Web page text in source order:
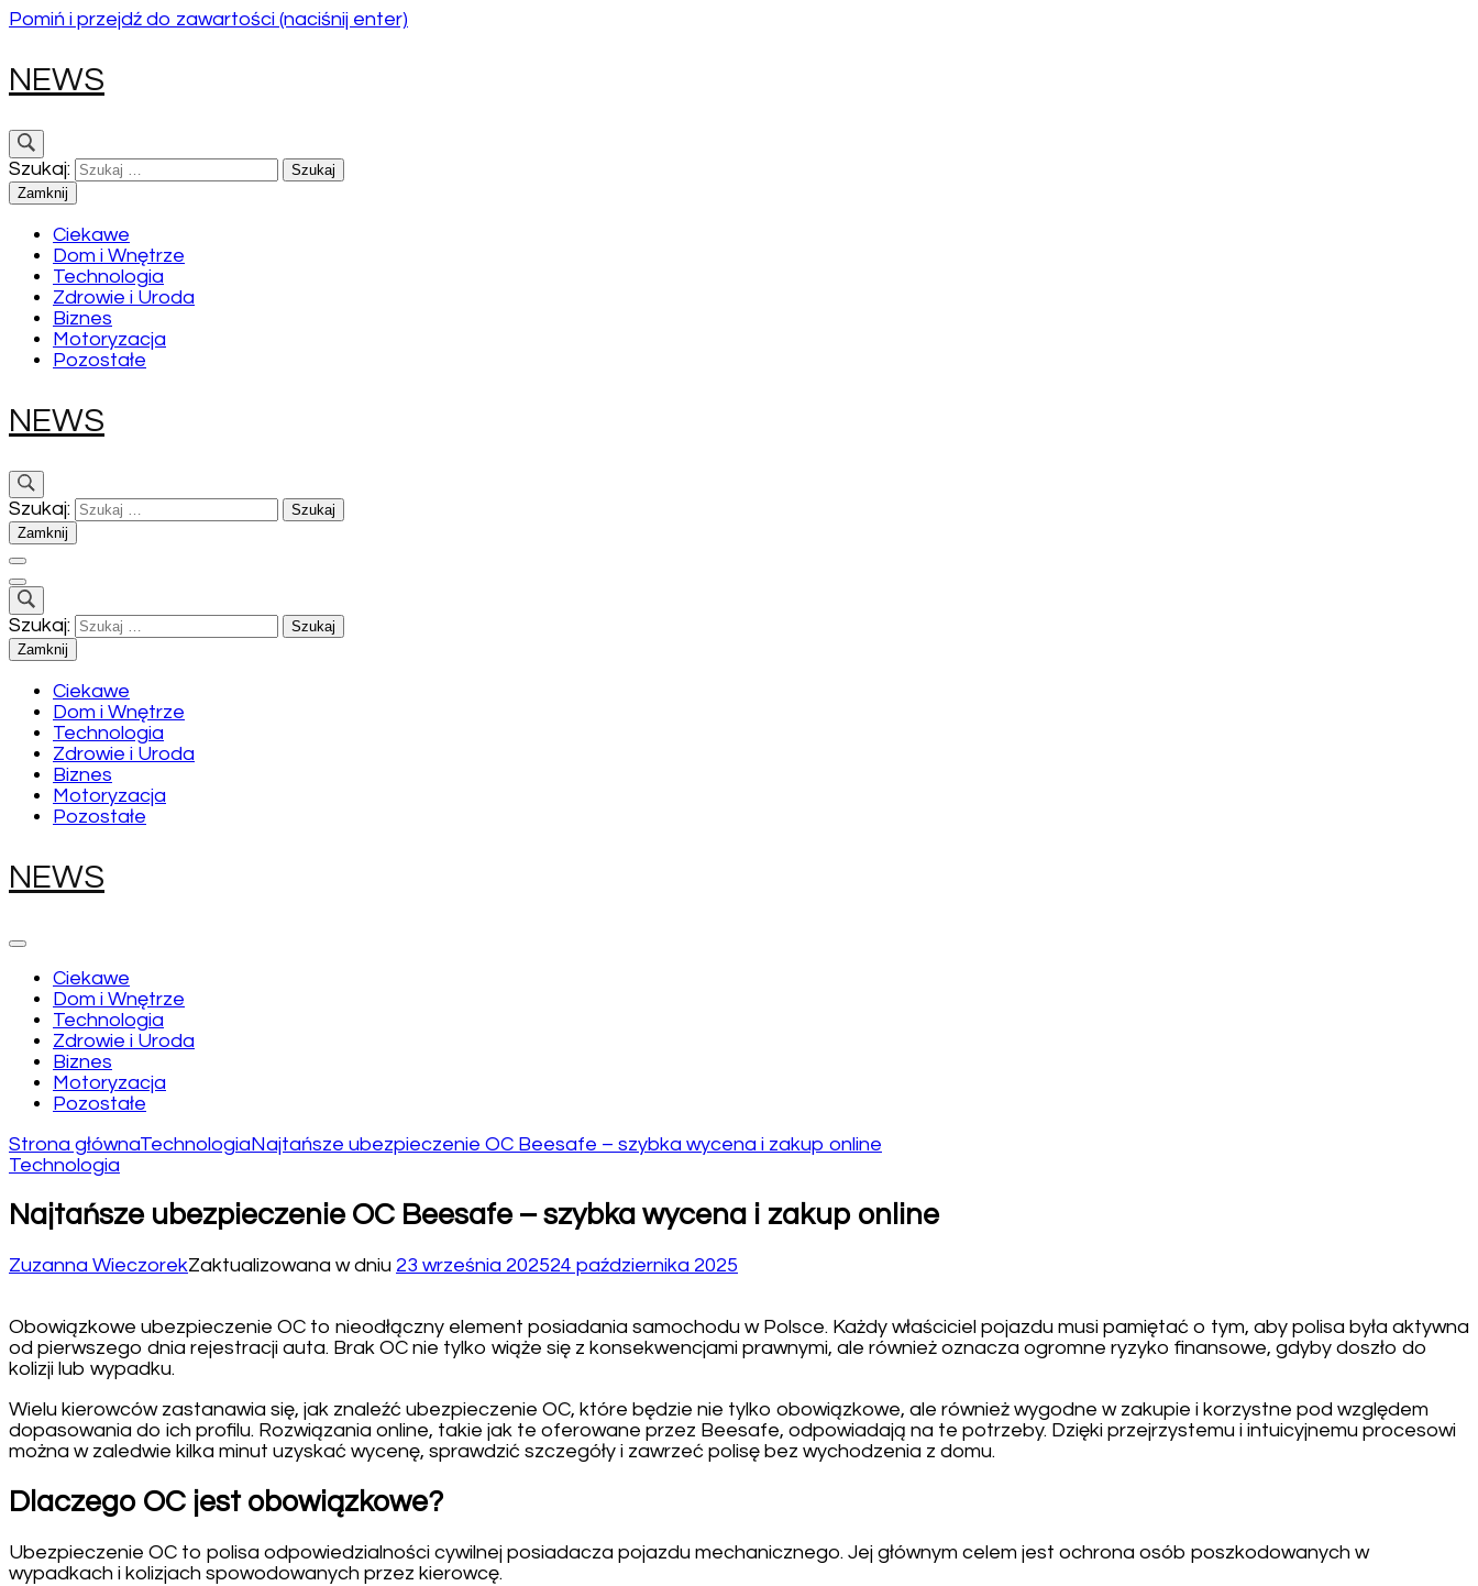
Pomiń i przejdź do zawartości (naciśnij enter)
NEWS
Szukaj:
Zamknij
Ciekawe
Dom i Wnętrze
Technologia
Zdrowie i Uroda
Biznes
Motoryzacja
Pozostałe
NEWS
Szukaj:
Zamknij
Szukaj:
Zamknij
Ciekawe
Dom i Wnętrze
Technologia
Zdrowie i Uroda
Biznes
Motoryzacja
Pozostałe
NEWS
Ciekawe
Dom i Wnętrze
Technologia
Zdrowie i Uroda
Biznes
Motoryzacja
Pozostałe
Strona głównaTechnologiaNajtańsze ubezpieczenie OC Beesafe – szybka wycena i zakup online
Technologia
Najtańsze ubezpieczenie OC Beesafe – szybka wycena i zakup online
Zuzanna WieczorekZaktualizowana w dniu 23 września 202524 października 2025
Obowiązkowe ubezpieczenie OC to nieodłączny element posiadania samochodu w Polsce. Każdy właściciel pojazdu musi pamiętać o tym, aby polisa była aktywna
od pierwszego dnia rejestracji auta. Brak OC nie tylko wiąże się z konsekwencjami prawnymi, ale również oznacza ogromne ryzyko finansowe, gdyby doszło do
kolizji lub wypadku.
Wielu kierowców zastanawia się, jak znaleźć ubezpieczenie OC, które będzie nie tylko obowiązkowe, ale również wygodne w zakupie i korzystne pod względem
dopasowania do ich profilu. Rozwiązania online, takie jak te oferowane przez Beesafe, odpowiadają na te potrzeby. Dzięki przejrzystemu i intuicyjnemu procesowi
można w zaledwie kilka minut uzyskać wycenę, sprawdzić szczegóły i zawrzeć polisę bez wychodzenia z domu.
Dlaczego OC jest obowiązkowe?
Ubezpieczenie OC to polisa odpowiedzialności cywilnej posiadacza pojazdu mechanicznego. Jej głównym celem jest ochrona osób poszkodowanych w
wypadkach i kolizjach spowodowanych przez kierowcę.